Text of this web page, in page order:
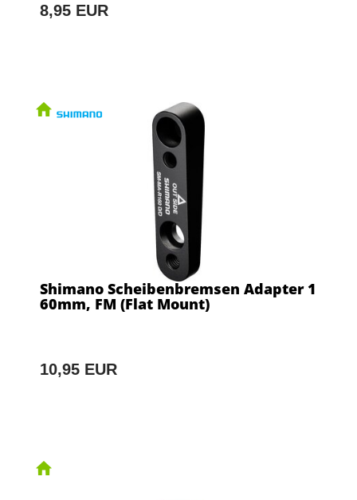
8,95 EUR
Shimano Scheibenbremsen Adapter 1
60mm, FM (Flat Mount)
10,95 EUR